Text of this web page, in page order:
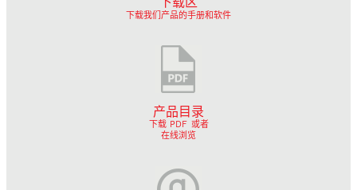
下载我们产品的手册和软件
产品目录
下载 PDF 或者
在线浏览